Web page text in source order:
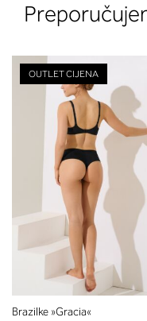
OUTLET CIJENA
Brazilke »Gracia«